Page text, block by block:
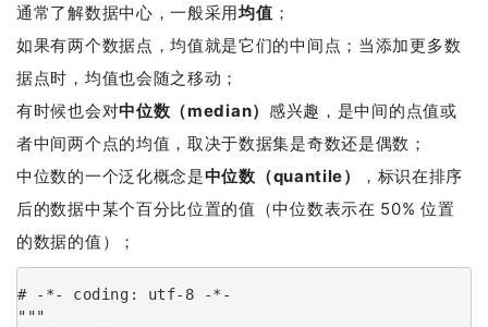
通常了解数据中心，一般采用均值 ；
如果有两个数据点，均值就是它们的中间点；当添加更多数
据点时，均值也会随之移动；
有时候也会对中位数（median） 感兴趣，是中间的点值或
者中间两个点的均值，取决于数据集是奇数还是偶数；
中位数的一个泛化概念是中位数（quantile）
，标识在排序
后的数据中某个百分比位置的值（中位数表示在 50% 位置
的数据的值）；
# -*- coding: utf-8 -*-
"""